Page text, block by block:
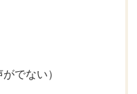
でない）